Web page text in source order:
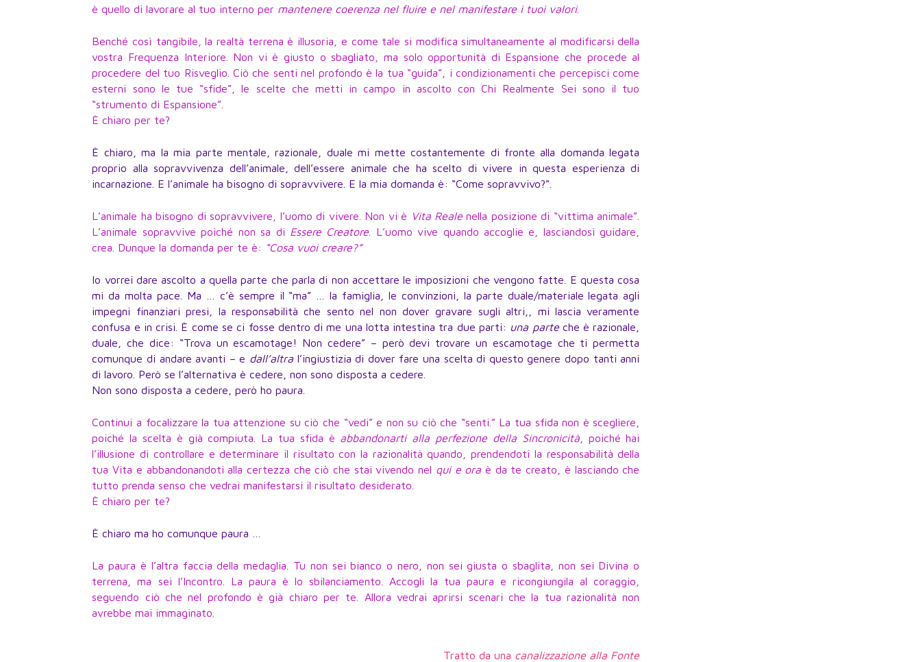
è quello di lavorare al tuo interno per mantenere coerenza nel fluire e nel manifestare i tuoi valori.
Benché così tangibile, la realtà terrena è illusoria, e come tale si modifica simultaneamente al modificarsi della
vostra Frequenza Interiore. Non vi è giusto o sbagliato, ma solo opportunità di Espansione che procede al
procedere del tuo Risveglio. Ciò che senti nel profondo è la tua “guida”, i condizionamenti che percepisci come
esterni sono le tue “sfide”, le scelte che metti in campo in ascolto con Chi Realmente Sei sono il tuo
“strumento di Espansione”.
È chiaro per te?
È chiaro, ma la mia parte mentale, razionale, duale mi mette costantemente di fronte alla domanda legata
proprio alla sopravvivenza dell’animale, dell’essere animale che ha scelto di vivere in questa esperienza di
incarnazione. E l’animale ha bisogno di sopravvivere. E la mia domanda è: “Come sopravvivo?”.
L’animale ha bisogno di sopravvivere, l’uomo di vivere. Non vi è Vita Realenella posizione di “vittima animale”.
L’animale sopravvive poiché non sa di Essere Creatore . L’uomo vive quando accoglie e, lasciandosi guidare,
crea. Dunque la domanda per te è: “Cosa vuoi creare?”
Io vorrei dare ascolto a quella parte che parla di non accettare le imposizioni che vengono fatte. E questa cosa
mi da molta pace. Ma … c’è sempre il “ma” … la famiglia, le convinzioni, la parte duale/materiale legata agli
impegni finanziari presi, la responsabilità che sento nel non dover gravare sugli altri,, mi lascia veramente
confusa e in crisi. È come se ci fosse dentro di me una lotta intestina tra due parti: una parteche è razionale,
duale, che dice: “Trova un escamotage! Non cedere” – però devi trovare un escamotage che ti permetta
comunque di andare avanti – e dall’altra l’ingiustizia di dover fare una scelta di questo genere dopo tanti anni
di lavoro. Però se l’alternativa è cedere, non sono disposta a cedere.
Non sono disposta a cedere, però ho paura.
Continui a focalizzare la tua attenzione su ciò che “vedi” e non su ciò che “senti.” La tua sfida non è scegliere,
poiché la scelta è già compiuta. La tua sfida è abbandonarti alla perfezione della Sincronicità, poiché hai
l’illusione di controllare e determinare il risultato con la razionalità quando, prendendoti la responsabilità della
tua Vita e abbandonandoti alla certezza che ciò che stai vivendo nel qui e ora è da te creato, è lasciando che
tutto prenda senso che vedrai manifestarsi il risultato desiderato.
È chiaro per te?
È chiaro ma ho comunque paura …
La paura è l’altra faccia della medaglia. Tu non sei bianco o nero, non sei giusta o sbaglita, non sei Divina o
terrena, ma sei l’Incontro. La paura è lo sbilanciamento. Accogli la tua paura e ricongiungila al coraggio,
seguendo ciò che nel profondo è già chiaro per te. Allora vedrai aprirsi scenari che la tua razionalità non
avrebbe mai immaginato.
Tratto da una canalizzazione alla Fonte